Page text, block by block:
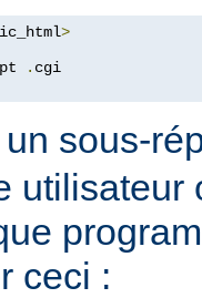
>
.
sous-
utilisateur
ceci :